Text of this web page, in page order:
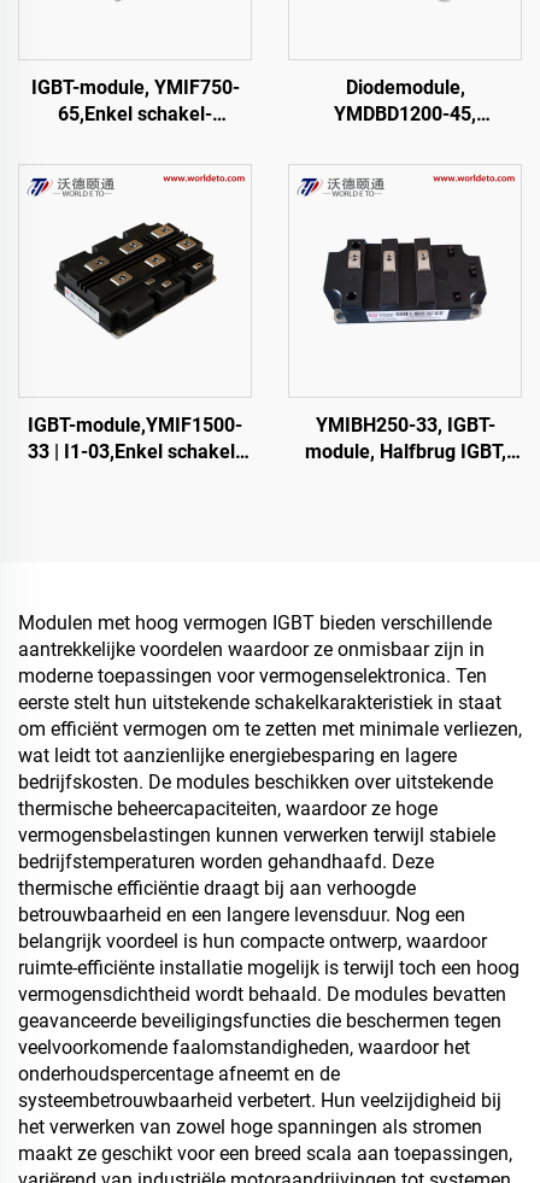
IGBT-module, YMIF750-
65,Enkel schakel-
Diodemodule,
YMDBD1200-45,
IGBT-module,YMIF1500-
33 | I1-03,Enkel schakel-
YMIBH250-33, IGBT-
module, Halfbrug IGBT,
Modulen met hoog vermogen IGBT bieden verschillende
aantrekkelijke voordelen waardoor ze onmisbaar zijn in
moderne toepassingen voor vermogenselektronica. Ten
eerste stelt hun uitstekende schakelkarakteristiek in staat
om efficiënt vermogen om te zetten met minimale verliezen,
wat leidt tot aanzienlijke energiebesparing en lagere
bedrijfskosten. De modules beschikken over uitstekende
thermische beheercapaciteiten, waardoor ze hoge
vermogensbelastingen kunnen verwerken terwijl stabiele
bedrijfstemperaturen worden gehandhaafd. Deze
thermische efficiëntie draagt bij aan verhoogde
betrouwbaarheid en een langere levensduur. Nog een
belangrijk voordeel is hun compacte ontwerp, waardoor
ruimte-efficiënte installatie mogelijk is terwijl toch een hoog
vermogensdichtheid wordt behaald. De modules bevatten
geavanceerde beveiligingsfuncties die beschermen tegen
veelvoorkomende faalomstandigheden, waardoor het
onderhoudspercentage afneemt en de
systeembetrouwbaarheid verbetert. Hun veelzijdigheid bij
het verwerken van zowel hoge spanningen als stromen
maakt ze geschikt voor een breed scala aan toepassingen,